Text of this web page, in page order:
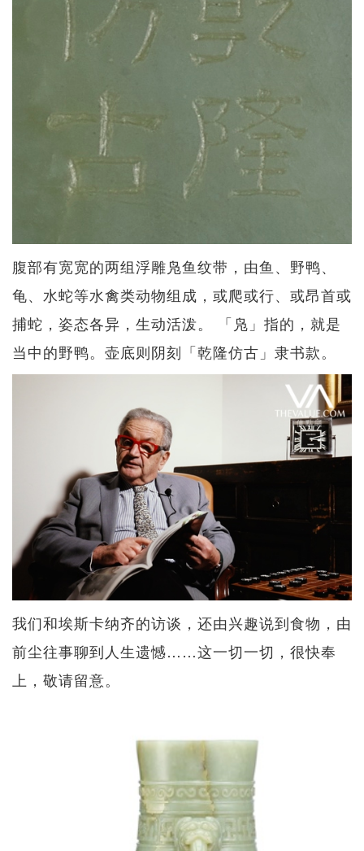
腹部有宽宽的两组浮雕凫鱼纹带，由鱼、野鸭、
龟、水蛇等水禽类动物组成，或爬或行、或昂首或
捕蛇，姿态各异，生动活泼。 「凫」指的，就是
当中的野鸭。壶底则阴刻「乾隆仿古」隶书款。
我们和埃斯卡纳齐的访谈，还由兴趣说到食物，由
前尘往事聊到人生遗憾……这一切一切，很快奉
上，敬请留意。